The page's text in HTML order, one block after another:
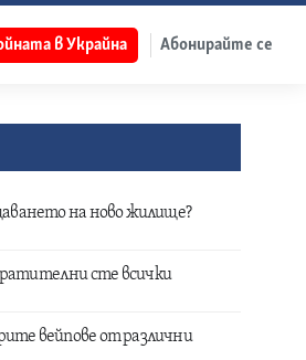
в Украйна Абонирайте се
на ново жилище?
сте всички
вейпове от различни